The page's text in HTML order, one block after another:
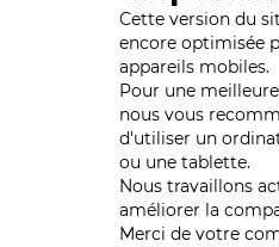
Cette version du
encore optimisée
appareils mobiles.
Pour une
nous vous
d'utiliser un
ou une tablette.
Nous travaillons
améliorer la
Merci de votre